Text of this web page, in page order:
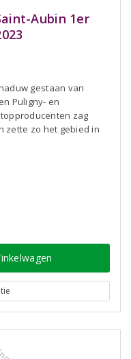
Aubin 1er
gestaan van
Puligny- en
zag
zette zo het gebied in